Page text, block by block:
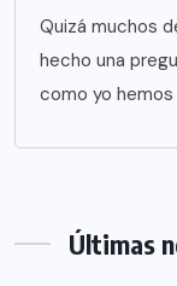
Quizá muchos
hecho una
como yo hemos
Últimas